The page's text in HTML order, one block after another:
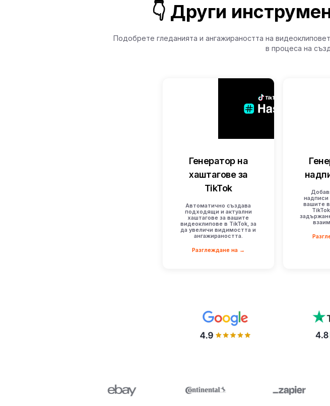
👇 Други
Подобрете гледанията и ангажираността на
в процеса на
Генератор на
хаштагове за
TikTok
Автоматично създава
подходящи и актуални
хаштагове за вашите
видеоклипове в TikTok, за
да увеличи видимостта и
ангажираността.
Разглеждане на →
надписи
вашите